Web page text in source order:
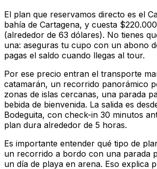
El plan que reservamos directo es el
bahía de Cartagena, y cuesta
(alrededor de 63 dólares). No tienes
una: aseguras tu cupo con un abono
pagas el saldo cuando llegas al tour.
Por ese precio entran el transporte
catamarán, un recorrido panorámico
zonas de islas cercanas, una parada
bebida de bienvenida. La salida es
Bodeguita, con check-in 30 minutos
plan dura alrededor de 5 horas.
Es importante entender qué tipo de
un recorrido a bordo con una parada
un día de playa en arena. Eso explica